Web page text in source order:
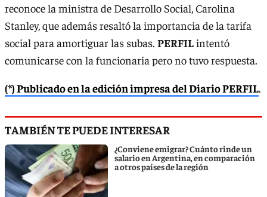
reconoce la ministra de Desarrollo Social, Carolina
Stanley, que además resaltó la importancia de la tarifa
social para amortiguar las subas. PERFILintentó
comunicarse con la funcionaria pero no tuvo respuesta.
(*) Publicado en la edición impresa del Diario PERFIL.
TAMBIÉN TE PUEDE INTERESAR
¿Conviene emigrar? Cuánto rinde un
salario en Argentina, en comparación
a otros países de la región